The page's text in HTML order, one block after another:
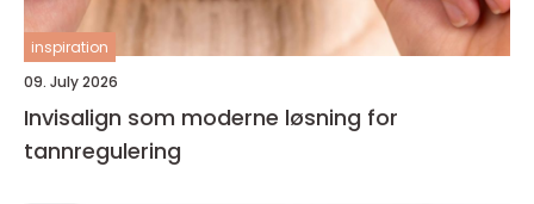
inspiration
09. July 2026
Invisalign som moderne løsning for
tannregulering